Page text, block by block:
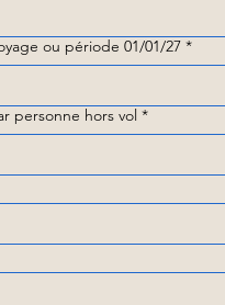
ou période 01/01/27 *
personne hors vol *